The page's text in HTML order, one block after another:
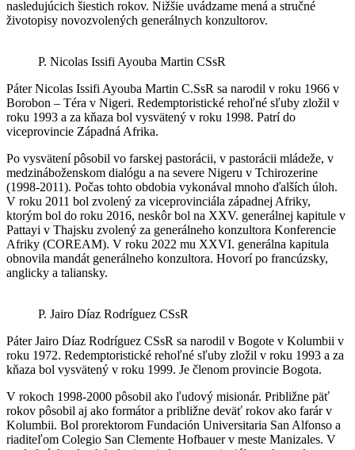
nasledujúcich šiestich rokov. Nižšie uvádzame mená a stručné
životopisy novozvolených generálnych konzultorov.
P. Nicolas Issifi Ayouba Martin CSsR
Páter Nicolas Issifi Ayouba Martin C.SsR sa narodil v roku 1966 v
Borobon – Téra v Nigeri. Redemptoristické rehoľné sľuby zložil v
roku 1993 a za kňaza bol vysvätený v roku 1998. Patrí do
viceprovincie Západná Afrika.
Po vysvätení pôsobil vo farskej pastorácii, v pastorácii mládeže, v
medzináboženskom dialógu a na severe Nigeru v Tchirozerine
(1998-2011). Počas tohto obdobia vykonával mnoho ďalších úloh.
V roku 2011 bol zvolený za viceprovinciála západnej Afriky,
ktorým bol do roku 2016, neskôr bol na XXV. generálnej kapitule v
Pattayi v Thajsku zvolený za generálneho konzultora Konferencie
Afriky (COREAM). V roku 2022 mu XXVI. generálna kapitula
obnovila mandát generálneho konzultora. Hovorí po francúzsky,
anglicky a taliansky.
P. Jairo Díaz Rodríguez CSsR
Páter Jairo Díaz Rodríguez CSsR sa narodil v Bogote v Kolumbii v
roku 1972. Redemptoristické rehoľné sľuby zložil v roku 1993 a za
kňaza bol vysvätený v roku 1999. Je členom provincie Bogota.
V rokoch 1998-2000 pôsobil ako ľudový misionár. Približne päť
rokov pôsobil aj ako formátor a približne deväť rokov ako farár v
Kolumbii. Bol prorektorom Fundación Universitaria San Alfonso a
riaditeľom Colegio San Clemente Hofbauer v meste Manizales. V